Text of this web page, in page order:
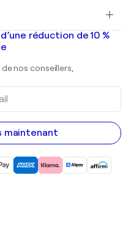
réduction de 10 %
nos conseillers,
maintenant